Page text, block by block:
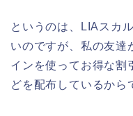
というのは、LIAスカ
いのですが、私の友達
インを使ってお得な割
どを配布しているから